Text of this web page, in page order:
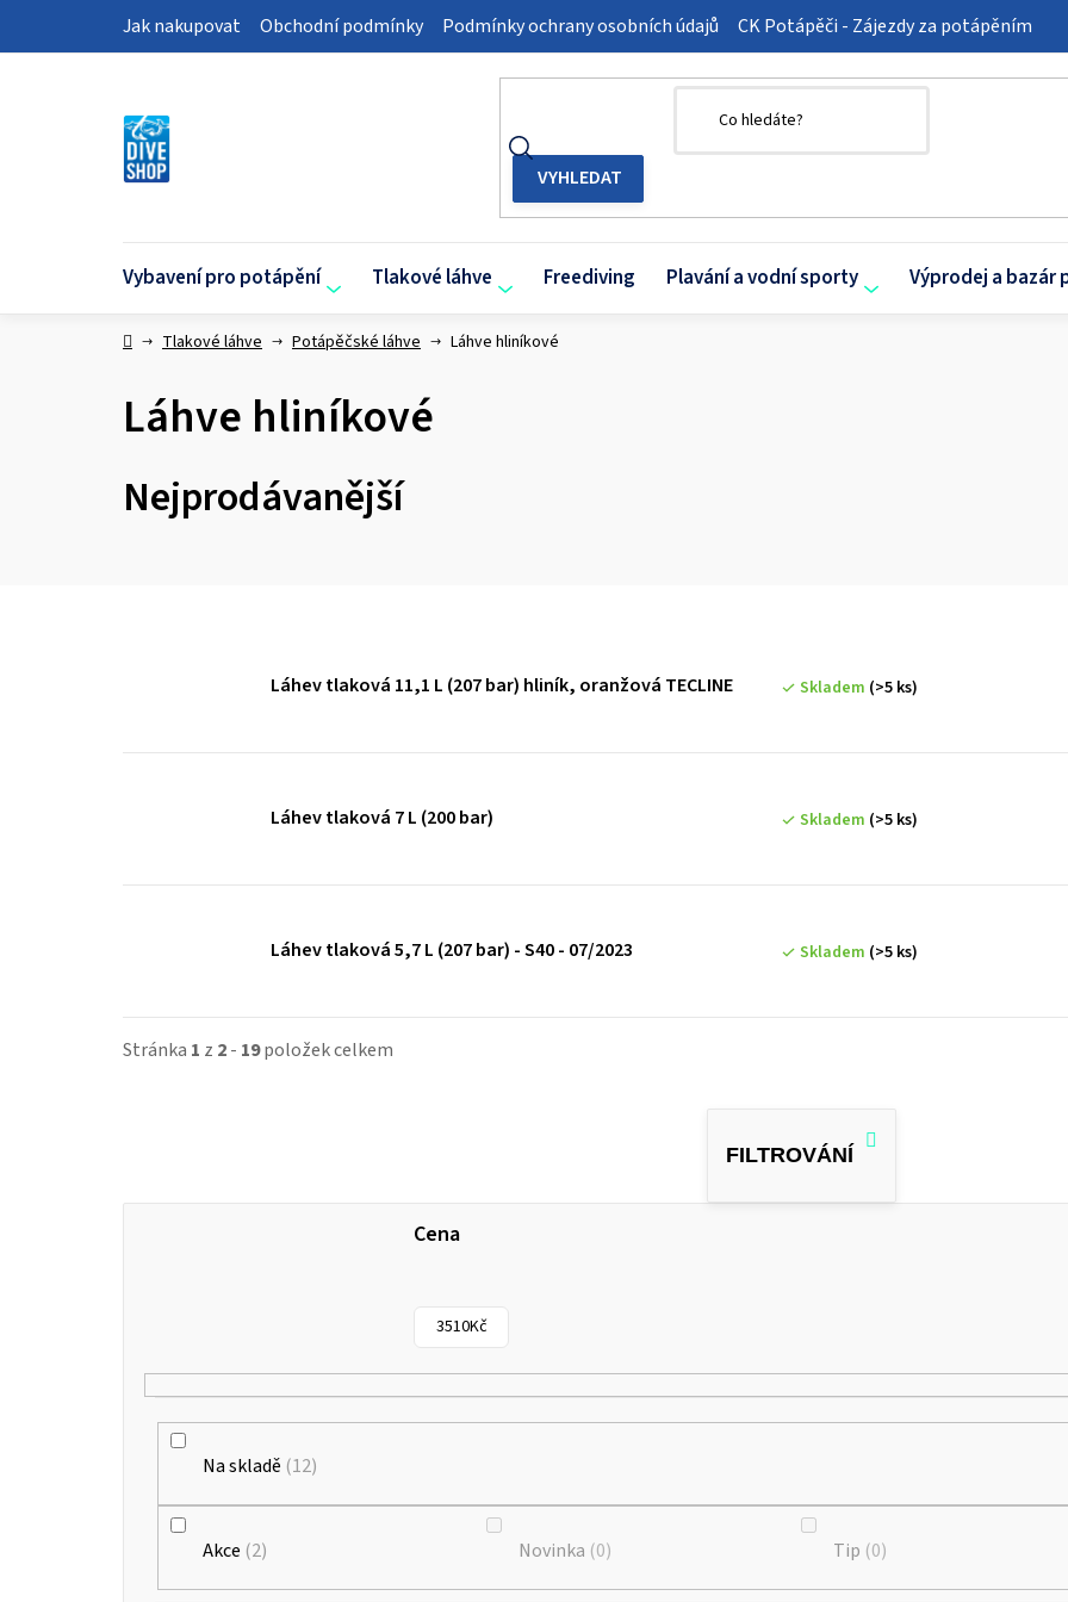
Jak nakupovat Obchodní podmínky Podmínky ochrany osobních údajů CK Potápěči - Zájezdy za potápěním
Vybavení pro potápění Tlakové láhve Freediving Plavání a vodní sporty Výprodej a bazár
DomůTlakové láhve Potápěčské láhve Láhve hliníkové
Láhve hliníkové
Nejprodávanější
Láhev tlaková 11,1 L (207 bar) hliník, oranžová TECLINE Skladem (>5 ks)
Láhev tlaková 7 L (200 bar) Skladem (>5 ks)
Láhev tlaková 5,7 L (207 bar) - S40 - 07/2023 Skladem (>5 ks)
Stránka 1 z 2- 19položek celkem
Cena
3510Kč
Na skladě 12
Akce 2 Novinka 0 Tip 0